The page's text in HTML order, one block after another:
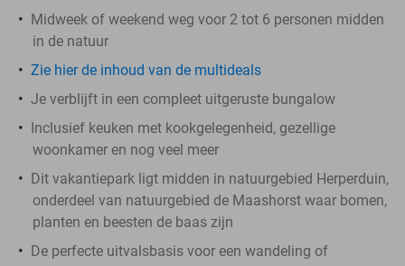
Midweek of weekend weg voor 2 tot 6 personen midden
in de natuur
Zie hier de inhoud van de multideals
Je verblijft in een compleet uitgeruste bungalow
Inclusief keuken met kookgelegenheid, gezellige
woonkamer en nog veel meer
Dit vakantiepark ligt midden in natuurgebied Herperduin,
onderdeel van natuurgebied de Maashorst waar bomen,
planten en beesten de baas zijn
De perfecte uitvalsbasis voor een wandeling of